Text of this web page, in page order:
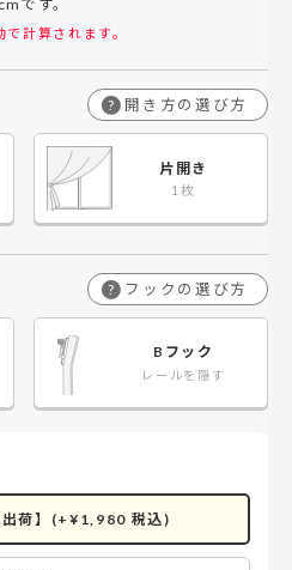
cmです。
計算されます。
? 開き方の選び方
片開き
? フックの選び方
Bフック
レールを隠す
出荷】(+¥1,980 税込)